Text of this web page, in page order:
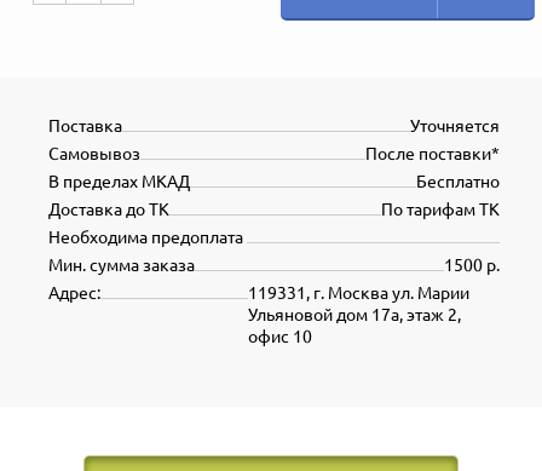
Уточняется
Поставка
После поставки*
Самовывоз
Бесплатно
В пределах МКАД
По тарифам ТК
Доставка до ТК
Необходима предоплата
1500 р.
Мин. сумма заказа
119331, г. Москва ул. Марии
Ульяновой дом 17а, этаж 2,
офис 10
Адрес: